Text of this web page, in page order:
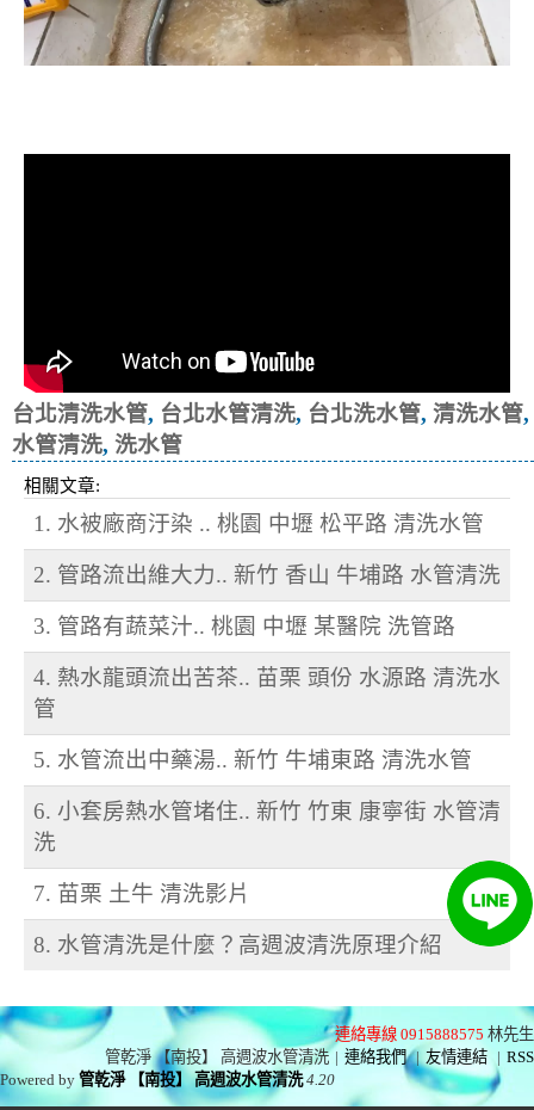
台北清洗水管, 台北水管清洗, 台北洗水管, 清洗水管,
水管清洗, 洗水管
相關文章:
1. 水被廠商汙染 .. 桃園 中壢 松平路 清洗水管
2. 管路流出維大力.. 新竹 香山 牛埔路 水管清洗
3. 管路有蔬菜汁.. 桃園 中壢 某醫院 洗管路
4. 熱水龍頭流出苦茶.. 苗栗 頭份 水源路 清洗水
管
5. 水管流出中藥湯.. 新竹 牛埔東路 清洗水管
6. 小套房熱水管堵住.. 新竹 竹東 康寧街 水管清
洗
7. 苗栗 土牛 清洗影片
8. 水管清洗是什麼？高週波清洗原理介紹
連絡專線 0915888575 林先生
管乾淨 【南投】 高週波水管清洗 | 連絡我們 | 友情連結 | RSS
Powered by管乾淨 【南投】 高週波水管清洗 4.20